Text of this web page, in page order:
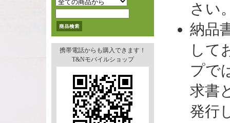
携帯電話からも購入できます！
T&Nモバイルショップ
さい
納品
して
プで
求書
発行